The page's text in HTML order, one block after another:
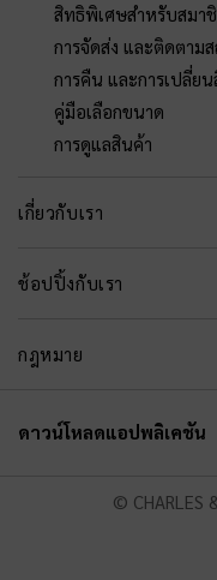
สิทธิพิเศษสำหรับสมา
การจัดส่ง และติดตาม
การคืน และการเปลี่ย
คู่มือเลือกขนาด
การดูแลสินค้า
เกี่ยวกับเรา
ช้อปปิ้งกับเรา
กฎหมาย
ดาวน์โหลดแอปพลิเคชัน
© CHARLES